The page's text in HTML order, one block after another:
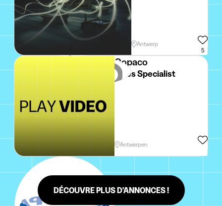
Antwerp
5
Copaco
Sales Specialist
Antwerpen
DÉCOUVRE PLUS D'ANNONCES !